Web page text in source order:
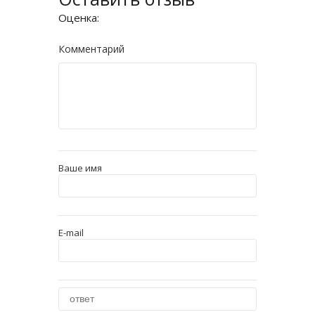
Оценка:
Комментарий
Ваше имя
E-mail